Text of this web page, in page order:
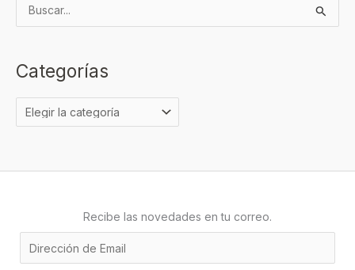
c
a
r
Categorías
Recibe las novedades en tu correo.
m